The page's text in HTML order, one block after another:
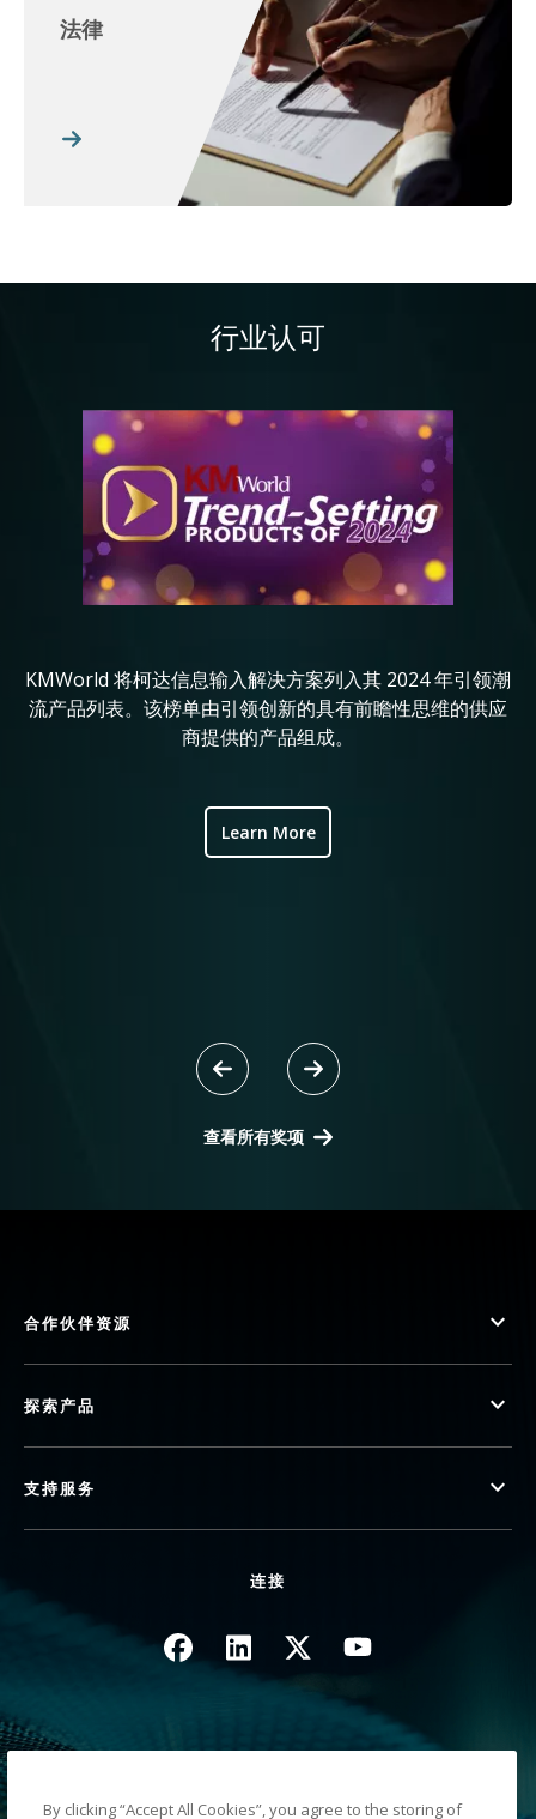
法律
行业认可
KMWorld 将柯达信息输入解决方案列入其 2024 年引领潮
流产品列表。该榜单由引领创新的具有前瞻性思维的供应
商提供的产品组成。
Learn More
查看所有奖项
合作伙伴资源
探索产品
支持服务
连接
图像 图像 图像 图像
By clicking “Accept All Cookies”, you agree to the storing of